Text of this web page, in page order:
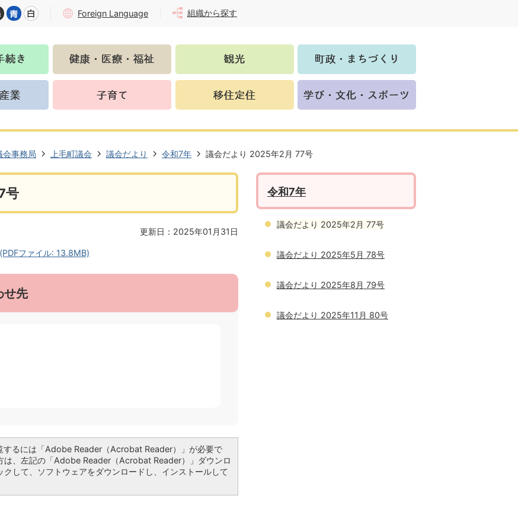
Foreign Language 組織から探す
会事務局 上毛町議会 議会だより 令和7年 議会だより 2025年2月 77号
号
更新日：2025年01月31日
ファイル: 13.8MB)
せ先
するには「Adobe Reader（Acrobat Reader）」が必要で
は、左記の「Adobe Reader（Acrobat Reader）」ダウンロ
クして、ソフトウェアをダウンロードし、インストールして
令和7年
議会だより 2025年2月 77号
議会だより 2025年5月 78号
議会だより 2025年8月 79号
議会だより 2025年11月 80号